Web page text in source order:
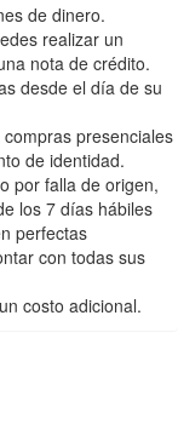
de dinero.
realizar un
nota de crédito.
desde el día de su
presenciales
de identidad.
por falla de origen,
los 7 días hábiles
perfectas
con todas sus
costo adicional.